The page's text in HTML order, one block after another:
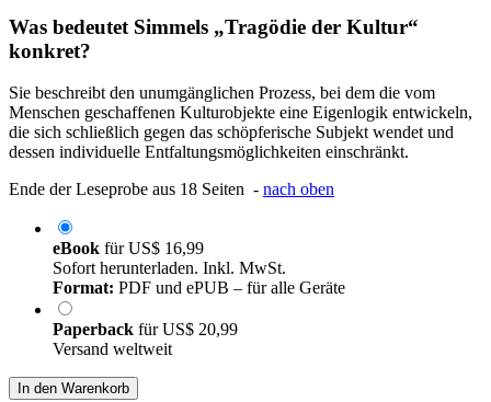
Was bedeutet Simmels „Tragödie der Kultur“
konkret?
Sie beschreibt den unumgänglichen Prozess, bei dem die vom
Menschen geschaffenen Kulturobjekte eine Eigenlogik entwickeln,
die sich schließlich gegen das schöpferische Subjekt wendet und
dessen individuelle Entfaltungsmöglichkeiten einschränkt.
Ende der Leseprobe aus 18 Seiten - nach oben
eBook fürUS$ 16,99
Sofort herunterladen. Inkl. MwSt.
Format: PDF und ePUB – für alle Geräte
Paperback fürUS$ 20,99
Versand weltweit
In den Warenkorb